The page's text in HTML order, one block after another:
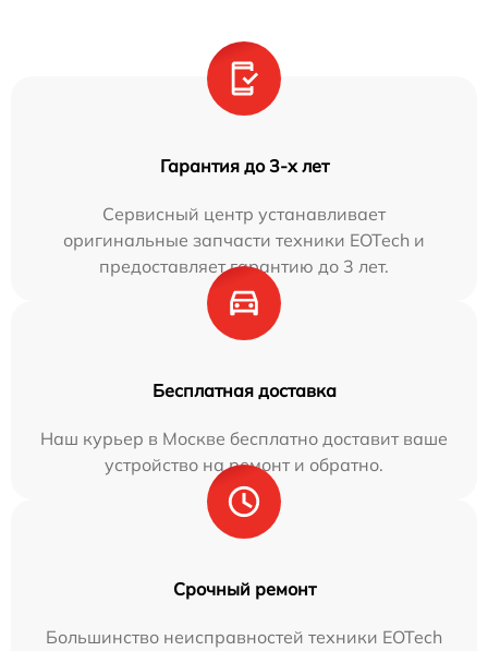
Гарантия до 3-х лет
Сервисный центр устанавливает
оригинальные запчасти техники EOTech и
предоставляет гарантию до 3 лет.
Бесплатная доставка
Наш курьер в Москве бесплатно доставит ваше
устройство на ремонт и обратно.
Срочный ремонт
Большинство неисправностей техники EOTech